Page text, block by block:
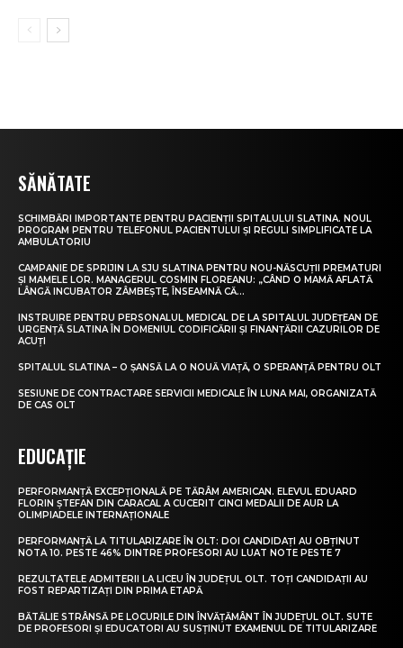
SĂNĂTATE
SCHIMBĂRI IMPORTANTE PENTRU PACIENȚII SPITALULUI SLATINA. NOUL
PROGRAM PENTRU TELEFONUL PACIENTULUI ȘI REGULI SIMPLIFICATE LA
AMBULATORIU
CAMPANIE DE SPRIJIN LA SJU SLATINA PENTRU NOU-NĂSCUȚII PREMATURI
ȘI MAMELE LOR. MANAGERUL COSMIN FLOREANU: „CÂND O MAMĂ AFLATĂ
LÂNGĂ INCUBATOR ZÂMBEȘTE, ÎNSEAMNĂ CĂ...
INSTRUIRE PENTRU PERSONALUL MEDICAL DE LA SPITALUL JUDEȚEAN DE
URGENȚĂ SLATINA ÎN DOMENIUL CODIFICĂRII ȘI FINANȚĂRII CAZURILOR DE
ACUȚI
SPITALUL SLATINA – O ȘANSĂ LA O NOUĂ VIAȚĂ, O SPERANȚĂ PENTRU OLT
SESIUNE DE CONTRACTARE SERVICII MEDICALE ÎN LUNA MAI, ORGANIZATĂ
DE CAS OLT
EDUCAȚIE
PERFORMANȚĂ EXCEPȚIONALĂ PE TĂRÂM AMERICAN. ELEVUL EDUARD
FLORIN ȘTEFAN DIN CARACAL A CUCERIT CINCI MEDALII DE AUR LA
OLIMPIADELE INTERNAȚIONALE
PERFORMANȚĂ LA TITULARIZARE ÎN OLT: DOI CANDIDAȚI AU OBȚINUT
NOTA 10. PESTE 46% DINTRE PROFESORI AU LUAT NOTE PESTE 7
REZULTATELE ADMITERII LA LICEU ÎN JUDEȚUL OLT. TOȚI CANDIDAȚII AU
FOST REPARTIZAȚI DIN PRIMA ETAPĂ
BĂTĂLIE STRÂNSĂ PE LOCURILE DIN ÎNVĂȚĂMÂNT ÎN JUDEȚUL OLT. SUTE
DE PROFESORI ȘI EDUCATORI AU SUSȚINUT EXAMENUL DE TITULARIZARE